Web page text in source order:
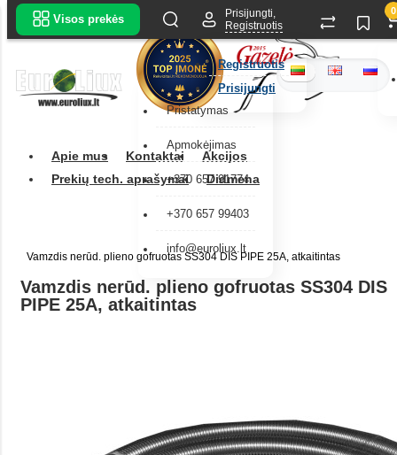
Pristatymas
Apmokėjimas
+370 657 91774
+370 657 99403
info@euroliux.lt
Apie mus Kontaktai
Akcijos
Prekių tech. aprašymai
Didmena
Visos prekės
Prisijungti,
Registruotis
Registruotis
Prisijungti
0
Vamzdis nerūd. plieno gofruotas SS304 DIS PIPE 25A, atkaitintas
Vamzdis nerūd. plieno gofruotas SS304 DIS
PIPE 25A, atkaitintas